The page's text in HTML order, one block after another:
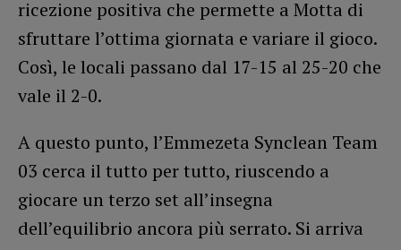
ricezione positiva che permette a Motta di
sfruttare l’ottima giornata e variare il gioco.
Così, le locali passano dal 17-15 al 25-20 che
vale il 2-0.
A questo punto, l’Emmezeta Synclean Team
03 cerca il tutto per tutto, riuscendo a
giocare un terzo set all’insegna
dell’equilibrio ancora più serrato. Si arriva